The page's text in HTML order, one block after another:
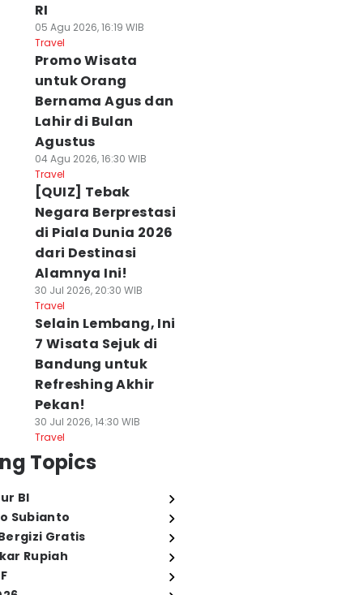
RI
05 Agu 2026, 16:19 WIB
Travel
Promo Wisata
untuk Orang
Bernama Agus dan
Lahir di Bulan
Agustus
04 Agu 2026, 16:30 WIB
Travel
[QUIZ] Tebak
Negara Berprestasi
di Piala Dunia 2026
dari Destinasi
Alamnya Ini!
30 Jul 2026, 20:30 WIB
Travel
Selain Lembang, Ini
7 Wisata Sejuk di
Bandung untuk
Refreshing Akhir
Pekan!
30 Jul 2026, 14:30 WIB
Travel
Topics
BI
Subianto
Gratis
Rupiah